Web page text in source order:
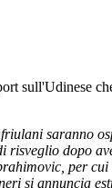
sull'Udinese
saranno
risveglio dopo
per cui
si annuncia